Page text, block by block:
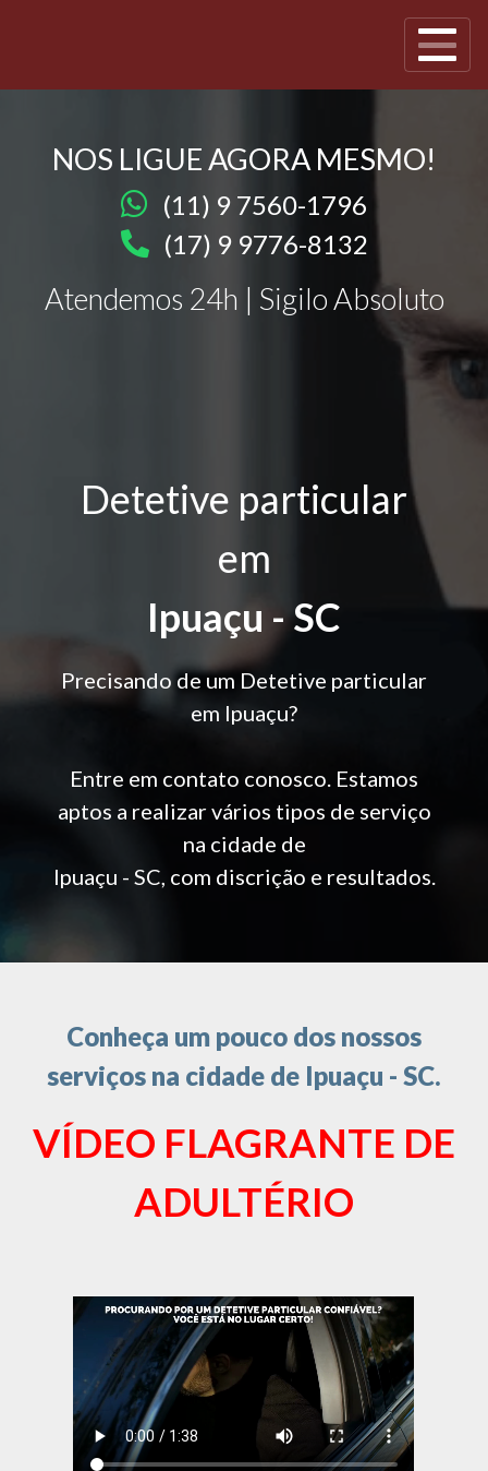
NOS LIGUE AGORA MESMO!
(11) 9 7560-1796
(17) 9 9776-8132
Atendemos 24h | Sigilo Absoluto
Detetive particular
em
Ipuaçu - SC
Precisando de um Detetive particular
em Ipuaçu?
Entre em contato conosco. Estamos
aptos a realizar vários tipos de serviço
na cidade de
Ipuaçu - SC, com discrição e resultados.
Conheça um pouco dos nossos
serviços na cidade de Ipuaçu - SC.
VÍDEO FLAGRANTE DE
ADULTÉRIO